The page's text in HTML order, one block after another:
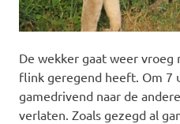
De wekker gaat weer vroeg
flink geregend heeft. Om 7
gamedrivend naar de
verlaten. Zoals gezegd al